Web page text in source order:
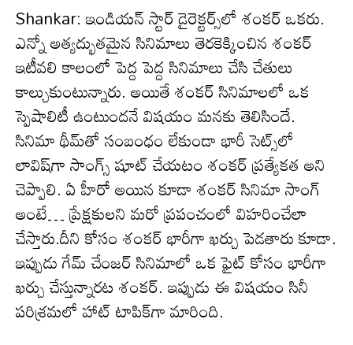
Shankar: ఇండియ‌న్ స్టార్ డైరెక్ట‌ర్స్‌లో శంక‌ర్ ఒక‌రు.
ఎన్నో అత్య‌ద్భుత‌మైన సినిమాలు తెర‌కెక్కించిన శంక‌ర్
ఇటీవ‌లి కాలంలో పెద్ద పెద్ద సినిమాలు చేసి చేతులు
కాల్చుకుంటున్నారు. అయితే శంకర్ సినిమాల‌లో ఒక
స్పెషాలిటీ ఉంటుంద‌నే విష‌యం మ‌నకు తెలిసిందే.
సినిమా థీమ్‌తో సంబంధం లేకుండా భారీ సెట్స్‌లో
లావిష్‌గా సాంగ్స్‌ షూట్‌ చేయటం శంకర్ ప్ర‌త్యేక‌త అని
చెప్పాలి. ఏ హీరో అయిన కూడా శంకర్‌ సినిమా సాంగ్‌
అంటే… ప్రేక్ష‌కులని మరో ప్రపంచంలో విహరించేలా
చేస్తారు.దీని కోసం శంక‌ర్ భారీగా ఖ‌ర్చు పెడతారు కూడా.
ఇప్పుడు గేమ్ చేంజర్‌ సినిమాలో ఒక ఫైట్ కోసం భారీగా
ఖర్చు చేస్తున్నారట శంకర్‌. ఇప్పుడు ఈ విష‌యం సినీ
ప‌రిశ్ర‌మ‌లో హాట్ టాపిక్‌గా మారింది.